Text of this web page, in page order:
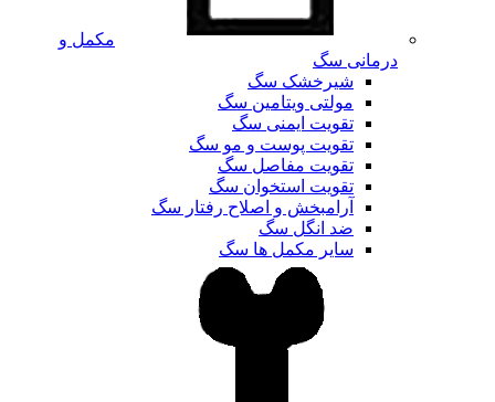
مکمل و
درمانی سگ
شیرخشک سگ
مولتی ویتامین سگ
تقویت ایمنی سگ
تقویت پوست و مو سگ
تقویت مفاصل سگ
تقویت استخوان سگ
آرامبخش و اصلاح رفتار سگ
ضد انگل سگ
سایر مکمل ها سگ